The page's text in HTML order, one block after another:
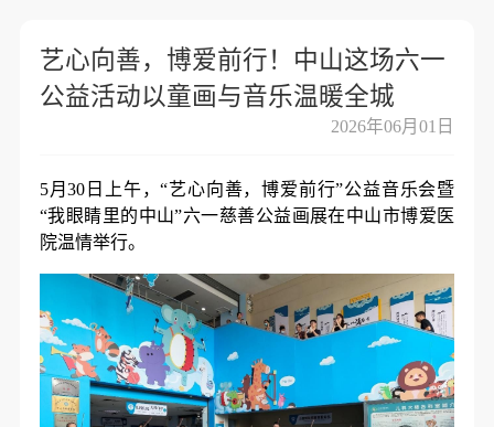
艺心向善，博爱前行！中山这场六一
公益活动以童画与音乐温暖全城
2026年06月01日
5月30日上午，“艺心向善，博爱前行”公益音乐会暨
“我眼睛里的中山”六一慈善公益画展在中山市博爱医
院温情举行。